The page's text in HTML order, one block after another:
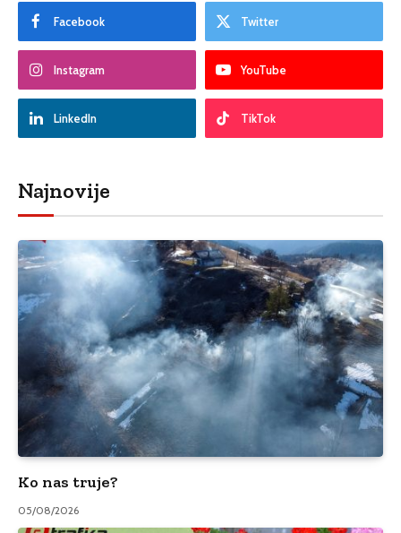
Facebook Twitter
Instagram YouTube
LinkedIn TikTok
Najnovije
Ko nas truje?
05/08/2026